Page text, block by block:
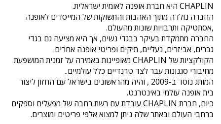
CHAPLIN היא חברת אופנה לאומית ישראלית.
החברה נולדה מתוך האהבות והתשוקות של המייסדים לאופנה
,אסתטיקה ותרבויות שונות מהעולם.
החברה מתמקדת בעיקר בבגדי נשים, אך היא מציעה גם בגדי
גברים, אביזרים, נעליים, תיקים ופריטי אופנה אחרים.
הקולקציות של CHAPLIN מאופיינות באמירה על זמנית המושפעת
מחיבורי סגנונות עבר לצד טרנדיים כלל עולמיים..
המותג נוסד ב-2009 , והיה מהראשונים בישראל עם החזון ליצור
בית אופנה עולמי באינטרנט.
כיום, חברת CHAPLIN עובדת עם רשת רחבה של מפעלים וספקים
ברחבי העולם ובאתר שלה ניתן למצוא אלפי פריטים ומוצרים.